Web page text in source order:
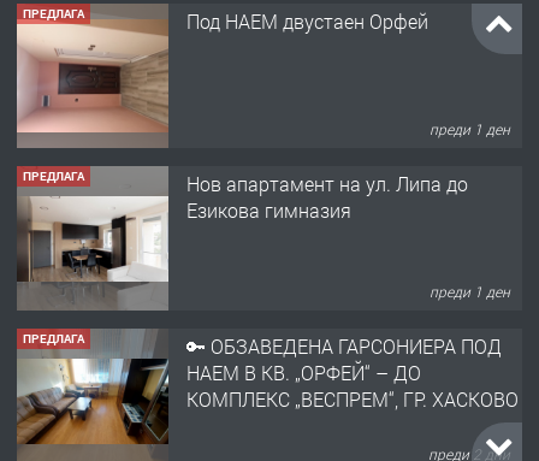
ПРЕДЛАГА Под НАЕМ двустаен Орфей
преди 1 ден
ПРЕДЛАГА
Нов апартамент на ул. Липа до
Езикова гимназия
преди 1 ден
ПРЕДЛАГА
🔑 ОБЗАВЕДЕНА ГАРСОНИЕРА ПОД
НАЕМ В КВ. „ОРФЕЙ“ – ДО
КОМПЛЕКС „ВЕСПРЕМ“, ГР. ХАСКОВО
преди 2 дни